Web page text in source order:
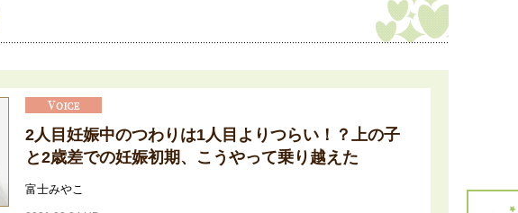
2人目妊娠中のつわりは1人目よりつらい！？上の子
と2歳差での妊娠初期、こうやって乗り越えた
富士みやこ